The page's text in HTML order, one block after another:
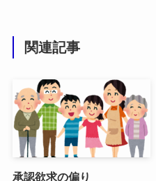
関連記事
承認欲求の偏り